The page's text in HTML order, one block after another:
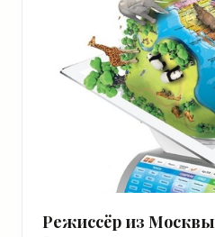
Режиссёр из Москвы